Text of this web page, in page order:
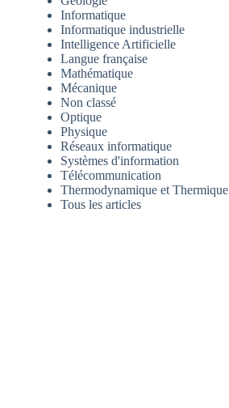
Informatique
Informatique industrielle
Intelligence Artificielle
Langue française
Mathématique
Mécanique
Non classé
Optique
Physique
Réseaux informatique
Systèmes d'information
Télécommunication
Thermodynamique et Thermique
Tous les articles